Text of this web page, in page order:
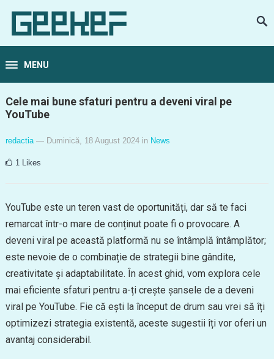
MENU
Cele mai bune sfaturi pentru a deveni viral pe
YouTube
redactia — Duminică, 18 August 2024 in News
1 Likes
YouTube este un teren vast de oportunități, dar să te faci
remarcat într-o mare de conținut poate fi o provocare. A
deveni viral pe această platformă nu se întâmplă întâmplător;
este nevoie de o combinație de strategii bine gândite,
creativitate și adaptabilitate. În acest ghid, vom explora cele
mai eficiente sfaturi pentru a-ți crește șansele de a deveni
viral pe YouTube. Fie că ești la început de drum sau vrei să îți
optimizezi strategia existentă, aceste sugestii îți vor oferi un
avantaj considerabil.